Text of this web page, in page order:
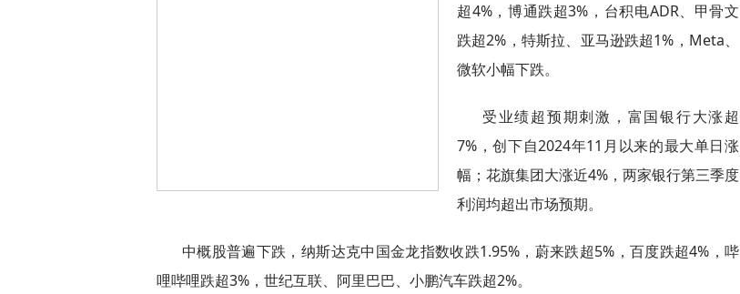
超4%，博通跌超3%，台积电ADR、甲骨文
跌超2%，特斯拉、亚马逊跌超1%，Meta、
微软小幅下跌。
受业绩超预期刺激，富国银行大涨超
7%，创下自2024年11月以来的最大单日涨
幅；花旗集团大涨近4%，两家银行第三季度
利润均超出市场预期。
中概股普遍下跌，纳斯达克中国金龙指数收跌1.95%，蔚来跌超5%，百度跌超4%，哔
哩哔哩跌超3%，世纪互联、阿里巴巴、小鹏汽车跌超2%。